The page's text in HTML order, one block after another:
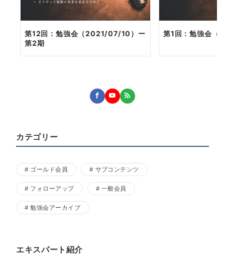
第12回：勉強会（2021/07/10）ー
第2期
第1回：勉強会
カテゴリー
ゴールド会員 サブコンテンツ
フォローアップ 一般会員
勉強会アーカイブ
エキスパート紹介